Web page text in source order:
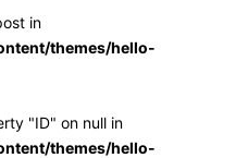
in
themes/hello-
"ID" on null in
themes/hello-